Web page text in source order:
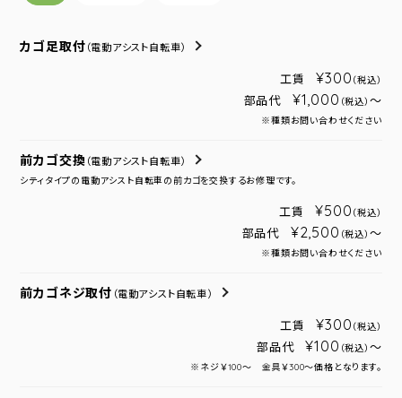
カゴ足取付 （電動アシスト自転車）
工賃 ¥300 （税込）
部品代 ¥1,000 （税込） ～
※種類お問い合わせください
前カゴ交換 （電動アシスト自転車）
シティタイプの電動アシスト自転車の前カゴを交換するお修理です。
工賃 ¥500 （税込）
部品代 ¥2,500 （税込） ～
※種類お問い合わせください
前カゴネジ取付 （電動アシスト自転車）
工賃 ¥300 （税込）
部品代 ¥100 （税込） ～
※ネジ￥100～ 金具￥300～価格となります。